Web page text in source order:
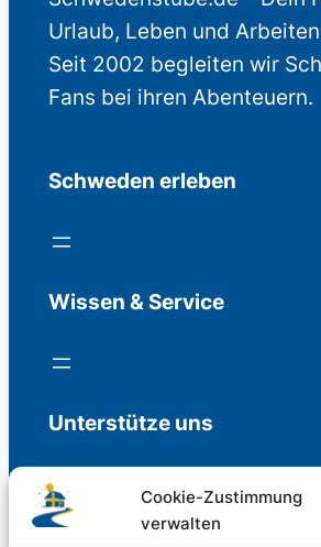
Cookie-Zustimmung
verwalten
Urlaub, Leben und
Seit 2002 begleiten wir
Fans bei ihren Abenteuern.
Schweden erleben
Wissen & Service
Unterstütze uns
Freiwillige Spenden für die